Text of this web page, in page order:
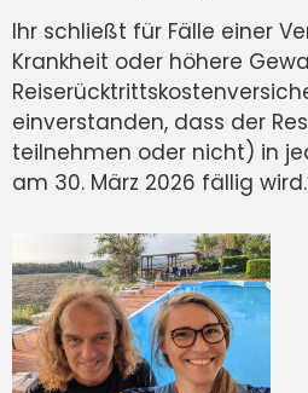
Ihr schließt für Fälle einer
Krankheit oder höhere
einverstanden, dass der
teilnehmen oder nicht) in
am 30. März 2026 fällig